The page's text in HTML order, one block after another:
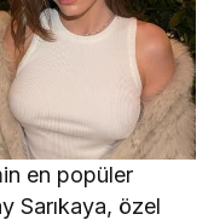
en popüler
Sarıkaya, özel